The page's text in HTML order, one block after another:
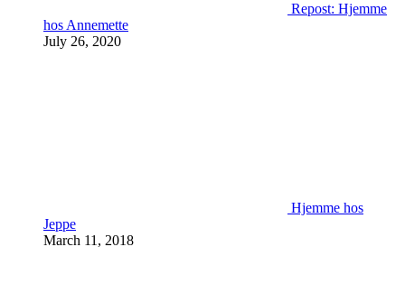
Repost: Hjemme
hos Annemette
July 26, 2020
Hjemme hos
Jeppe
March 11, 2018